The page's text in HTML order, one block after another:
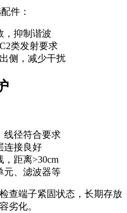
件：
，抑制谐波
类发射要求
侧，减少干扰
线径符合要求
连接良好
距离>30cm
元、滤波器等
查端子紧固状态，长期存放
劣化。